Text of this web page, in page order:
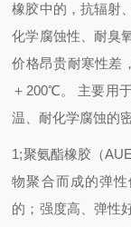
橡胶中的，抗辐射
化学腐蚀性、耐臭
价格昂贵耐寒性差
＋200℃。 主要用
温、耐化学腐蚀的
1;聚氨酯橡胶（
物聚合而成的弹
的；强度高、弹性